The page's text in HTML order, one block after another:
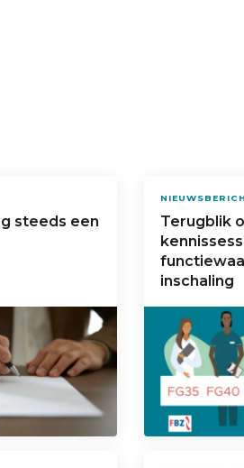
steeds een
Terugblik
inschaling